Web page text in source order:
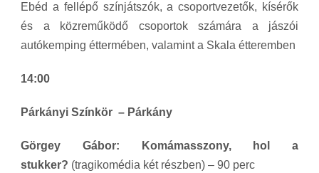
Ebéd a fellépő színjátszók, a csoportvezetők, kísérők
és a közreműködő csoportok számára a jászói
autókemping éttermében, valamint a Skala étteremben
14:00
Párkányi Színkör – Párkány
Görgey Gábor: Komámasszony, hol a
stukker? (tragikomédia két részben) – 90 perc